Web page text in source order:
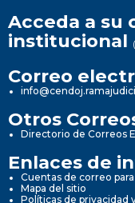
Acceda a su
institucional
Correo
Otros
Directorio de Correos
Enlaces de
Cuentas de correo
Mapa del sitio
Políticas de privacidad